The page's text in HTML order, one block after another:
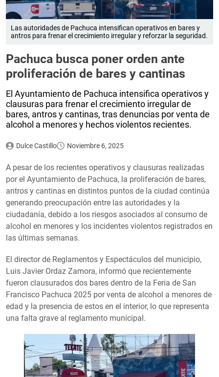
Las autoridades de Pachuca intensifican operativos en bares y
antros para frenar el crecimiento irregular y reforzar la seguridad.
Pachuca busca poner orden ante
proliferación de bares y cantinas
El Ayuntamiento de Pachuca intensifica operativos y
clausuras para frenar el crecimiento irregular de
bares, antros y cantinas, tras denuncias por venta de
alcohol a menores y hechos violentos recientes.
Dulce Castillo Noviembre 6, 2025
A pesar de los recientes operativos y clausuras realizadas
por el Ayuntamiento de Pachuca, la proliferación de bares,
antros y cantinas en distintos puntos de la ciudad continúa
generando preocupación entre las autoridades y la
ciudadanía, debido a los riesgos asociados al consumo de
alcohol en menores y los incidentes violentos registrados en
las últimas semanas.
El director de Reglamentos y Espectáculos del municipio,
Luis Javier Ordaz Zamora, informó que recientemente
fueron clausurados dos bares dentro de la Feria de San
Francisco Pachuca 2025 por venta de alcohol a menores de
edad y la presencia de estos en el interior, lo que representa
una falta grave al reglamento municipal.